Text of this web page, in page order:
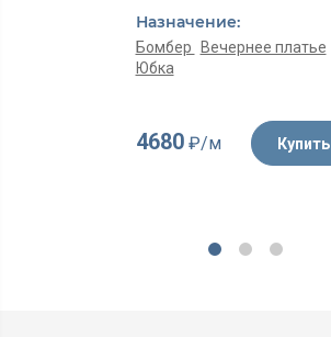
Назначение:
Бомбер
Вечернее платье
Юбка
4680₽/м Купить